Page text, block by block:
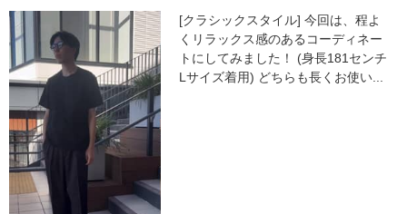
[クラシックスタイル] 今回は、程よ
くリラックス感のあるコーディネー
トにしてみました！ (身長181センチ
Lサイズ着用) どちらも長くお使い...